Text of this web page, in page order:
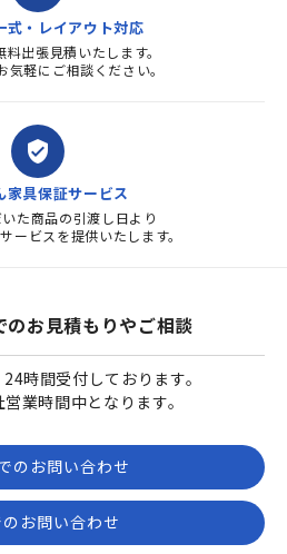
式・レイアウト対応
出張見積いたします。
気軽にご相談ください。
verified_user
家具保証サービス
た商品の引渡し日より
ービスを提供いたします。
のお見積もりやご相談
時間受付しております。
業時間中となります。
のお問い合わせ
のお問い合わせ